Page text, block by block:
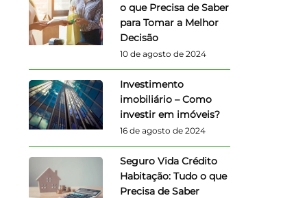
o que Precisa de Saber
para Tomar a Melhor
Decisão
10 de agosto de 2024
Investimento
imobiliário – Como
investir em imóveis?
16 de agosto de 2024
Seguro Vida Crédito
Habitação: Tudo o que
Precisa de Saber